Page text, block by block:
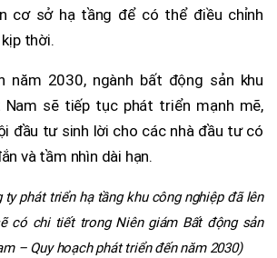
cơ sở hạ tầng để có thể điều chỉnh
thời.
năm 2030, ngành bất động sản khu
Nam sẽ tiếp tục phát triển mạnh mẽ,
đầu tư sinh lời cho các nhà đầu tư có
và tầm nhìn dài hạn.
ty phát triển hạ tầng khu công nghiệp đã lên
có chi tiết trong Niên giám Bất động sản
– Quy hoạch phát triển đến năm 2030)